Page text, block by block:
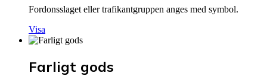
Fordonsslaget eller trafikantgruppen anges med symbol.
Visa
Farligt gods